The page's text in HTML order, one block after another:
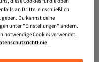
Curve
Roter Bikini-
(52)
an Dritte, einschließlich
Du kannst deine
unter "Einstellungen" ändern.
notwendige Cookies verwendet.
.